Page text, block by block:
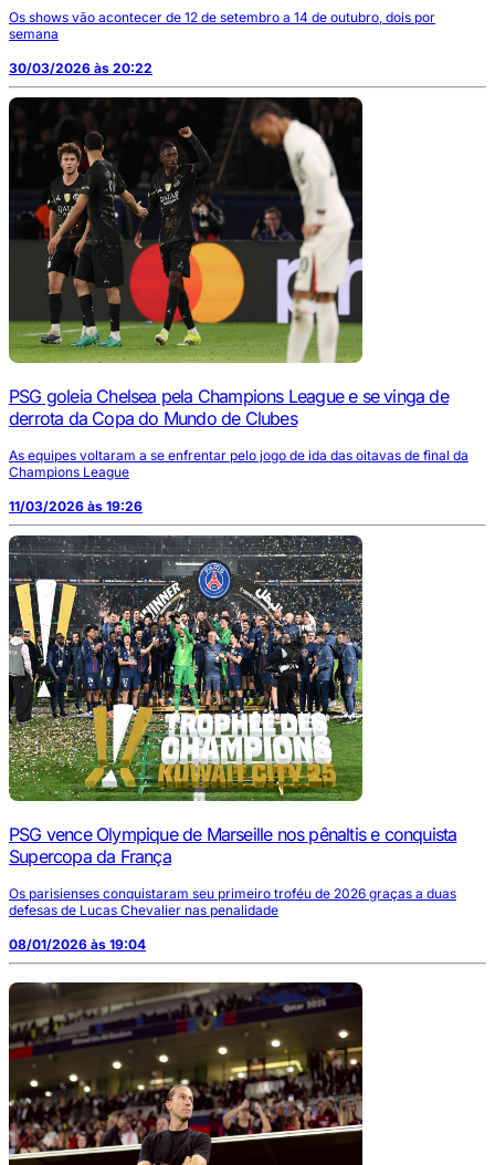
Os shows vão acontecer de 12 de setembro a 14 de outubro, dois por
semana
30/03/2026 às 20:22
PSG goleia Chelsea pela Champions League e se vinga de
derrota da Copa do Mundo de Clubes
As equipes voltaram a se enfrentar pelo jogo de ida das oitavas de final da
Champions League
11/03/2026 às 19:26
PSG vence Olympique de Marseille nos pênaltis e conquista
Supercopa da França
Os parisienses conquistaram seu primeiro troféu de 2026 graças a duas
defesas de Lucas Chevalier nas penalidade
08/01/2026 às 19:04